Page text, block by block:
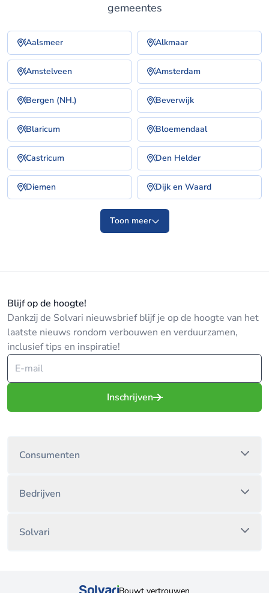
gemeentes
Aalsmeer Alkmaar
Amstelveen Amsterdam
Bergen (NH.) Beverwijk
Blaricum Bloemendaal
Castricum Den Helder
Diemen Dijk en Waard
Toon meer
Blijf op de hoogte!
Dankzij de Solvari nieuwsbrief blijf je op de hoogte van het
laatste nieuws rondom verbouwen en verduurzamen,
inclusief tips en inspiratie!
Inschrijven
Consumenten
Bedrijven
Solvari